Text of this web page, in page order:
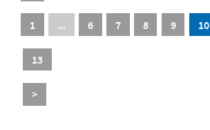
1 ... 6 7 8 9 10
13
>